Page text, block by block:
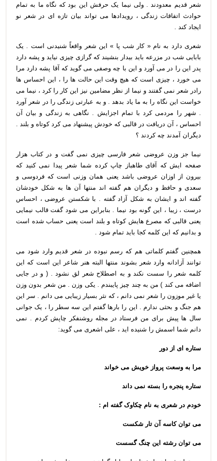
شعر قدیم معدودند . ولی نیما یک حرفش این بود که نگاه ما به تمام
حوادث اتفاقات زندگی ، رویدادها می تواند بیان تازه ای در شعر نو
ایجاد کند .
شعری دارد به نام « کار شب پا » این شعر واقعاً شنیدنی است . یک
بابایی شب در مزرعه باید بیدار بنشیند که گرازی چیزی نیاید و پشه دارد
پدر این را در می آورد و این با چه وصفی می گوید که آقا پشه دارد مرا
می خورد ، چیزی است که هیچ وقت این حالت ها را ، این احساس ها
رادر شعر نمی گفتند و نیما از نظر مضامین نیز این کار را کرد ، نیما می
خواست این نگاه را به ما یاد بدهد . و به عبارتی زندگی را در شعر آورد
. شهر را مردمی کرد با تمام اجزایش . نگاهی به زندگی و بیان آن
احساس ، آن دریافت در قالبی که خودش پیشنهاد می کرد کوتاه و بلند .
دیگران آمدند چه کردند ؟
نیما جز وزن عروضی شعر فارسی چیزی نمی گفت و در کتاب هزار
صفحه ایش که آقای طاهباز چاپ کرده شما شعر پیدا نمی کنید که
بیرون از اوزان عروضی باشد یعنی همان وزنی است که فردوسی و
سعدی و حافظ و دیگران هم گفته اند منتها آن ها به شکل خودشان
گفته اند و ایشان به شکل آزاد گفته . با شکستن عروضی ، احساس
درست ، زیبا ، این گونه بود نیما . بنابراین می شود گفت قالب نیمایی
یعنی قالبی که مصرع هایش کوتاه و بلند است یعنی حساب شده است
و بدانیم که این کلمه کجا باید تمام شود .
همچنین گفتم کلماتی هم که رسم نبوده در شعر قدیم وارد شود می
توانند آزادانه وارد شعر بشوند منتها البته هنر شاعر این است که این
کلمه شعر را سست نکند و به اصطلاح شعر لق نشود . ( و در جایی
اضافه می کند ) من به چند چیز پایبندم . یکی وزن . من شعر بدون وزن
یا غیر موزون را شعر نمی دانم ، که نثر بسیار زیبایی می دانم . سر این
هم جنگ و بحثی ندارم . این را بارها گفتم این سه سطر را ، یک جوانی
سال ها پیش برای من فرستاد در مجله روشنفکر چاپش کردم . نمی
دانم شما اسمش را شنیده اید ، علی اشعری می گوید:
ستاره ای از دور
مرا به وسعت پرواز خویش می خواند
ستاره پنجره را بسته نمی داند
خودم در شعری به نام چکاوک گفته ام :
می توان کاسه آن تار شکست
می توان رشته این چنگ گسست